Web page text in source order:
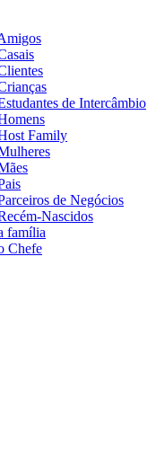
de Intercâmbio
Family
de Negócios
Nascidos
família
Chefe